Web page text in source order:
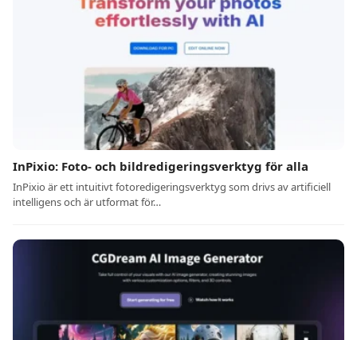
InPixio: Foto- och bildredigeringsverktyg för alla
InPixio är ett intuitivt fotoredigeringsverktyg som drivs av artificiell
intelligens och är utformat för…